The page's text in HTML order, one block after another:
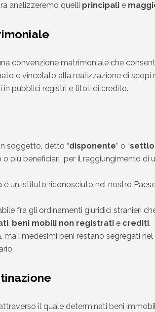
analizzeremo quelli principali e
convenzione matrimoniale che
e vincolato alla realizzazione di scopi
pubblici registri e titoli di credito.
soggetto, detto “disponente” o “
più beneficiari per il raggiungimento
un istituto riconosciuto nel nostro
fra gli ordinamenti giuridici stranieri
, beni mobili non registrati e crediti.
i medesimi beni restano segregati
il quale determinati beni